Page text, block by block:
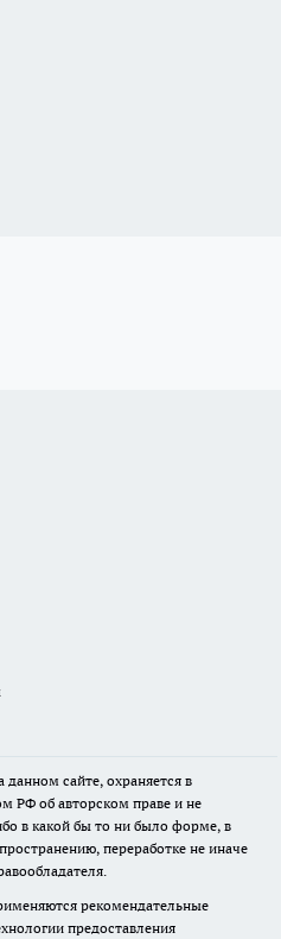
сайте, охраняется в
РФ об авторском праве и не
в какой бы то ни было форме, в
переработке не иначе
рекомендательные
предоставления